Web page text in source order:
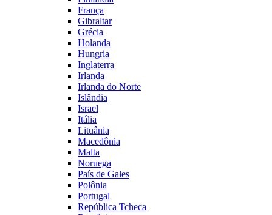
França
Gibraltar
Grécia
Holanda
Hungria
Inglaterra
Irlanda
Irlanda do Norte
Islândia
Israel
Itália
Lituânia
Macedônia
Malta
Noruega
País de Gales
Polônia
Portugal
República Tcheca